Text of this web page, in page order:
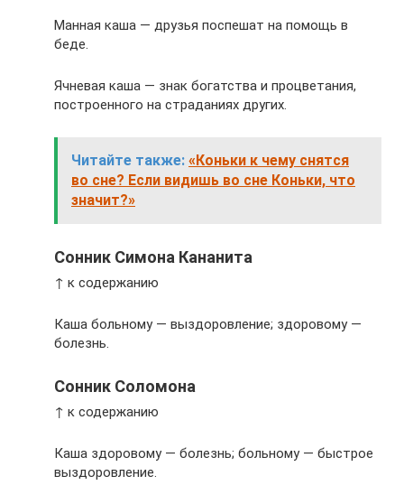
Манная каша — друзья поспешат на помощь в
беде.
Ячневая каша — знак богатства и процветания,
построенного на страданиях других.
Читайте также: «Коньки к чему снятся
во сне? Если видишь во сне Коньки, что
значит?»
Сонник Симона Кананита
↑ к содержанию
Каша больному — выздоровление; здоровому —
болезнь.
Сонник Соломона
↑ к содержанию
Каша здоровому — болезнь; больному — быстрое
выздоровление.